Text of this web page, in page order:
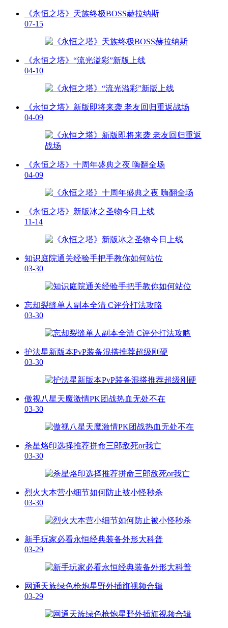
《永恒之塔》天族终极BOSS赫拉纳斯
07-15
《永恒之塔》“流光溢彩”新版上线
04-10
《永恒之塔》新版即将来袭 老友回归重返战场
04-09
《永恒之塔》十周年盛典之夜 嗨翻全场
04-09
《永恒之塔》新版冰之圣物今日上线
11-14
知识庭院通关经验手把手教你如何站位
03-30
忘却裂缝单人副本全清 C评分打法攻略
03-30
护法星新版本PvP装备混搭推荐超级刚硬
03-30
傲视八星天魔激情PK团战热血无处不在
03-30
杀星烙印选择推荐拼命三郎敌死or我亡
03-30
烈火大本营小细节如何防止被小怪秒杀
03-30
新手玩家必看永恒经典装备外形大科普
03-29
网通天族绿色枪炮星野外插旗视频合辑
03-29